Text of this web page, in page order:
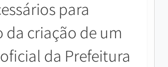
para
da criação de um
da Prefeitura